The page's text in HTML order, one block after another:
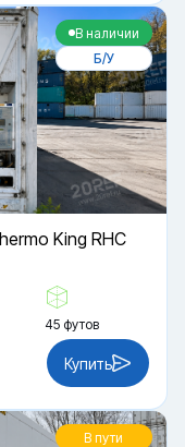
В наличии
Б/У
King RHC
45 футов
Купить
В пути